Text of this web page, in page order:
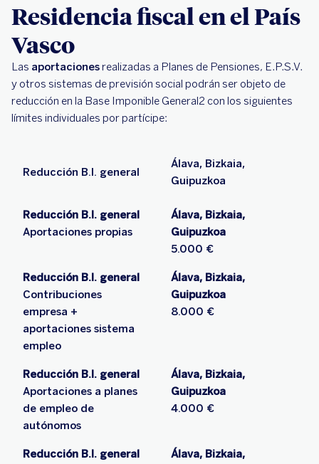
Residencia fiscal en el País
Vasco
Las aportacionesrealizadas a Planes de Pensiones, E.P.S.V.
y otros sistemas de previsión social podrán ser objeto de
reducción en la Base Imponible General2 con los siguientes
límites individuales por partícipe:
Reducción B.I. general
Álava, Bizkaia,
Guipuzkoa
Reducción B.I. general
Aportaciones propias
Álava, Bizkaia,
Guipuzkoa
5.000 €
Reducción B.I. general
Contribuciones
empresa +
aportaciones sistema
empleo
Álava, Bizkaia,
Guipuzkoa
8.000 €
Reducción B.I. general
Aportaciones a planes
de empleo de
autónomos
Álava, Bizkaia,
Guipuzkoa
4.000 €
Reducción B.I. general
Álava, Bizkaia,